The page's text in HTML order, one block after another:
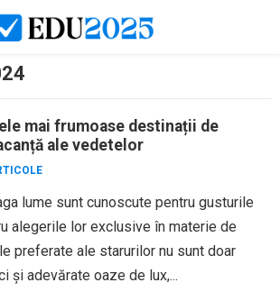
mai frumoase destinații de
ale vedetelor
lume sunt cunoscute pentru gusturile
alegerile lor exclusive în materie de
preferate ale starurilor nu sunt doar
și adevărate oaze de lux,...